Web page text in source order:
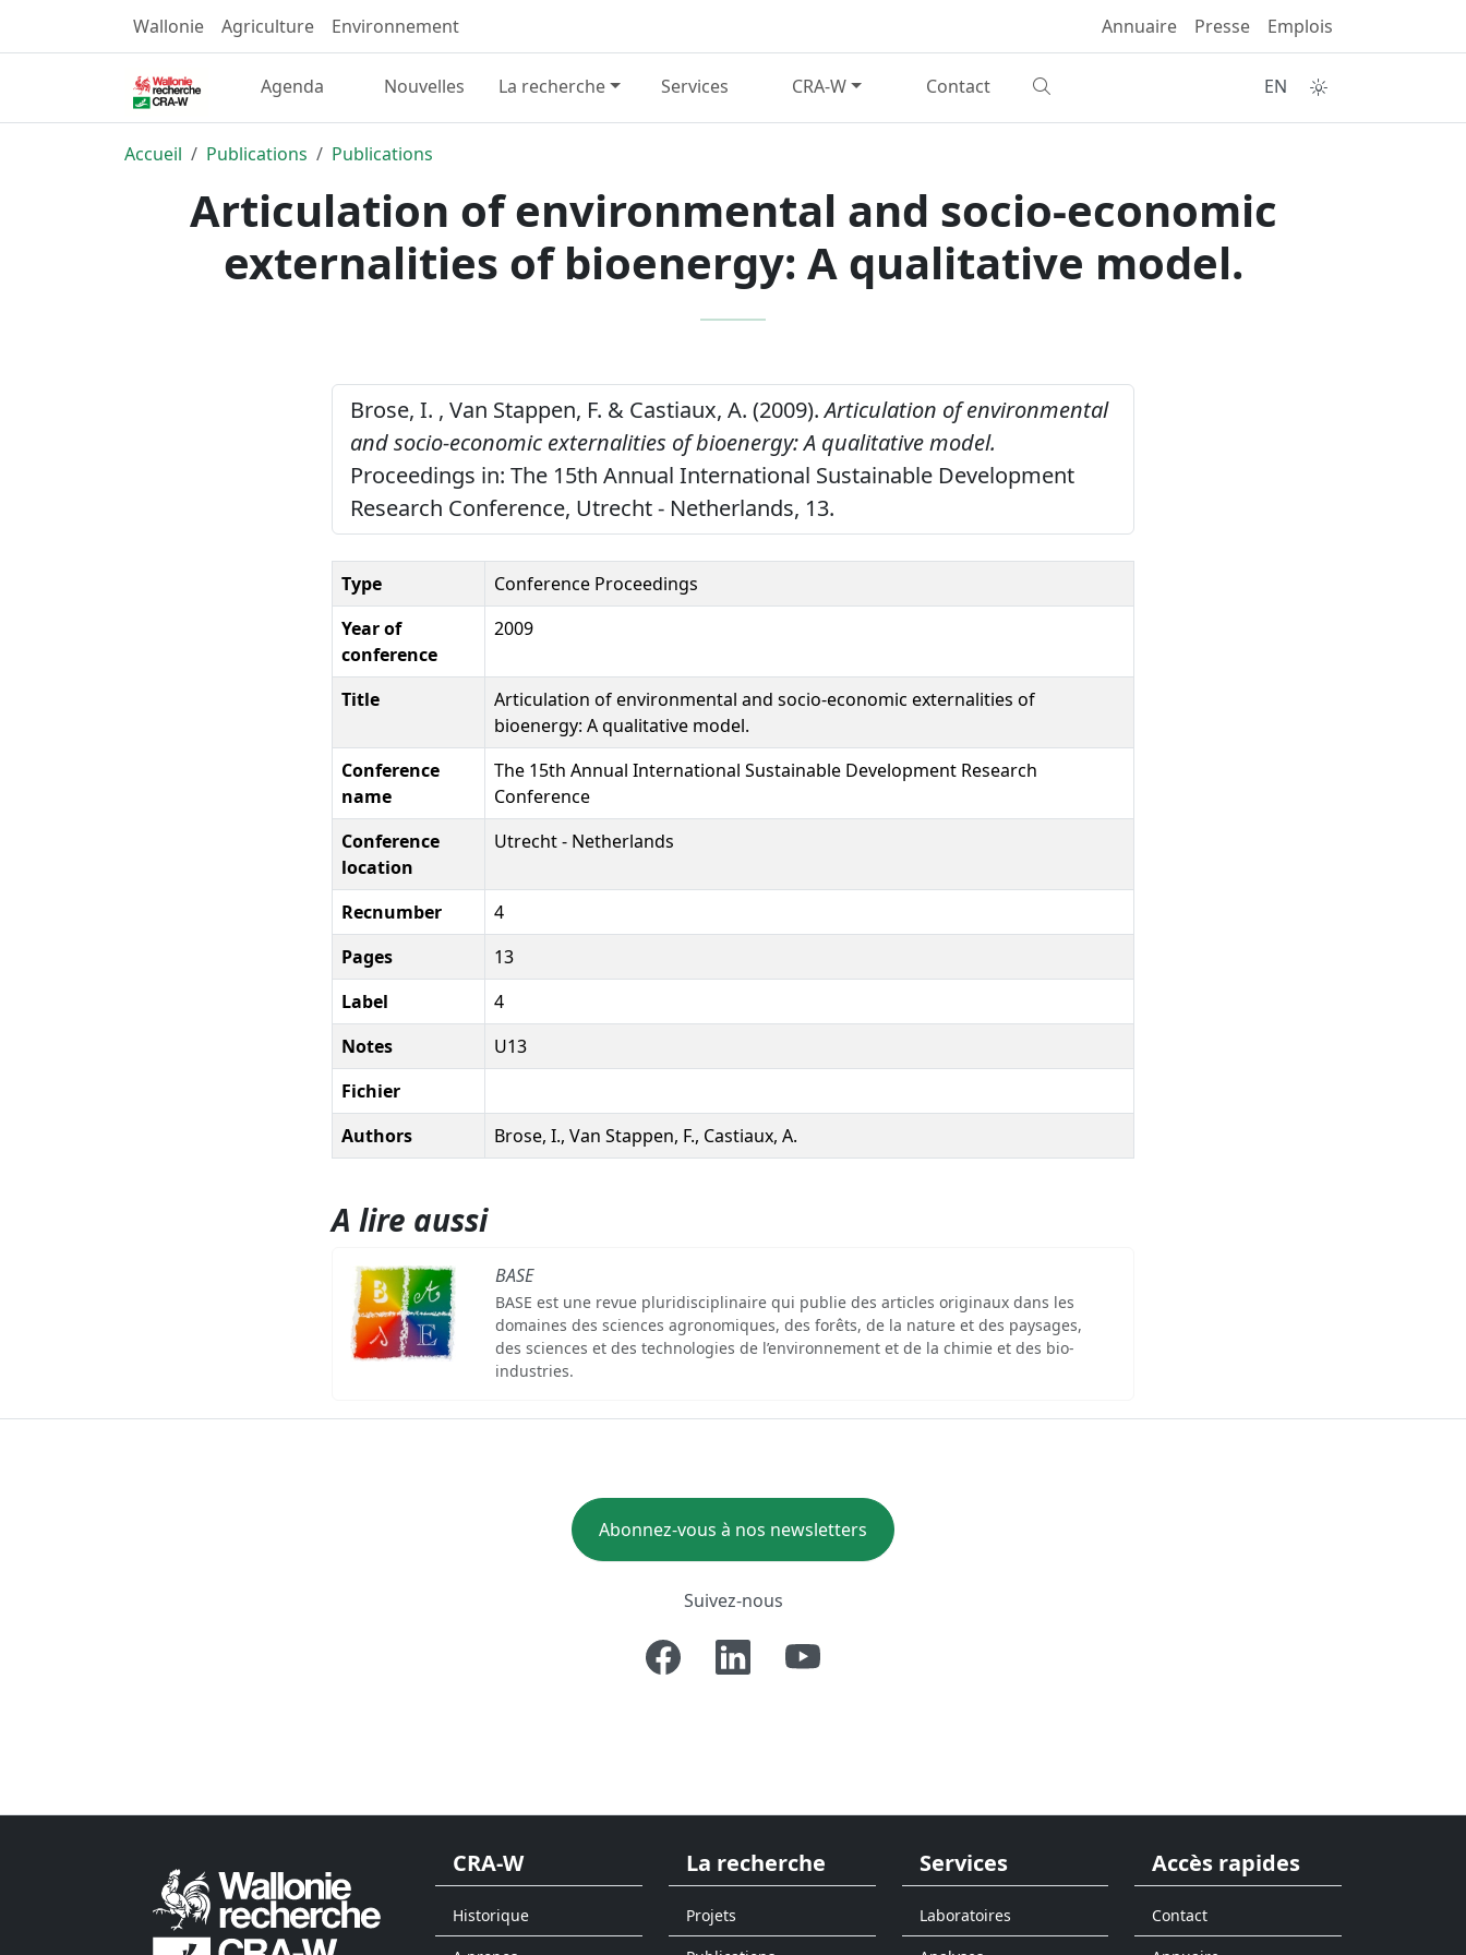
Wallonie Agriculture Environnement Annuaire Presse Emplois
Agenda Nouvelles La recherche Services CRA-W Contact EN
Accueil Publications Publications
Articulation of environmental and socio-economic
externalities of bioenergy: A qualitative model.
Brose, I. , Van Stappen, F. & Castiaux, A. (2009).Articulation of environmental
and socio-economic externalities of bioenergy: A qualitative model.
Proceedings in: The 15th Annual International Sustainable Development
Research Conference, Utrecht - Netherlands, 13.
Type
Conference Proceedings
Year of
conference
2009
Title
Articulation of environmental and socio-economic externalities of
bioenergy: A qualitative model.
Conference
name
The 15th Annual International Sustainable Development Research
Conference
Conference
location
Utrecht - Netherlands
Recnumber
4
Pages
13
Label
4
Notes
U13
Fichier
Authors
Brose, I., Van Stappen, F., Castiaux, A.
A lire aussi
BASE
BASE est une revue pluridisciplinaire qui publie des articles originaux dans les
domaines des sciences agronomiques, des forêts, de la nature et des paysages,
des sciences et des technologies de l’environnement et de la chimie et des bio-
industries.
Abonnez-vous à nos newsletters
Suivez-nous
CRA-W
Historique
La recherche
Projets
Services
Laboratoires
Accès rapides
Contact